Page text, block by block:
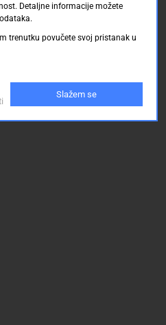
Detaljne informacije možete
trenutku povučete svoj pristanak u
Slažem se